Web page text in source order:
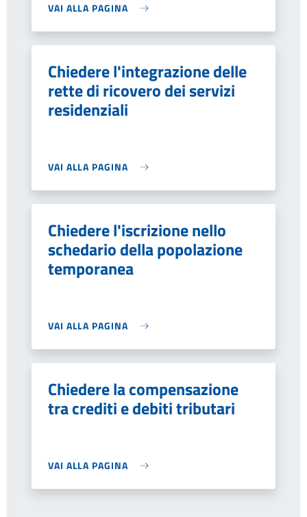
VAI ALLA PAGINA
Chiedere l'integrazione delle
rette di ricovero dei servizi
residenziali
VAI ALLA PAGINA
Chiedere l'iscrizione nello
schedario della popolazione
temporanea
VAI ALLA PAGINA
Chiedere la compensazione
tra crediti e debiti tributari
VAI ALLA PAGINA